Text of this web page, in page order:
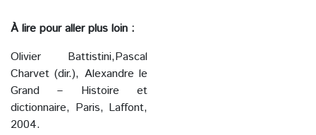
À lire pour aller plus loin :
Olivier Battistini,Pascal
Charvet (dir.), Alexandre le
Grand – Histoire et
dictionnaire, Paris, Laffont,
2004.